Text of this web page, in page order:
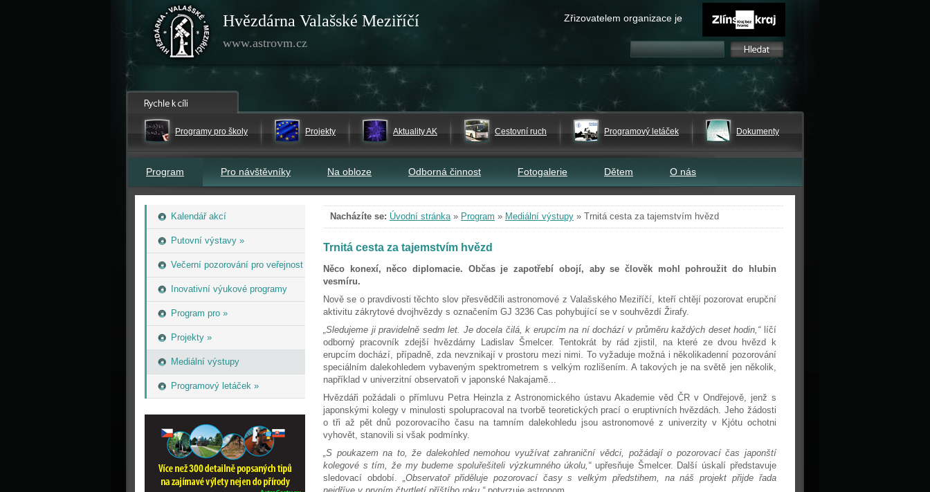
Hvězdárna Valašské Meziříčí
www.astrovm.cz
Zřizovatelem organizace je
Programy pro školy Projekty Aktuality AK Cestovní ruch Programový letáček Dokumenty
Program Pro návštěvníky Na obloze Odborná činnost Fotogalerie Dětem O nás
Kalendář akcí
Putovní výstavy »
Večerní pozorování pro veřejnost
Inovativní výukové programy
Program pro »
Projekty »
Mediální výstupy
Programový letáček »
Nacházíte se: Úvodní stránka» Program » Mediální výstupy » Trnitá cesta za tajemstvím hvězd
Trnitá cesta za tajemstvím hvězd
Něco konexí, něco diplomacie. Občas je zapotřebí obojí, aby se člověk mohl pohroužit do hlubin
vesmíru.
Nově se o pravdivosti těchto slov přesvědčili astronomové z Valašského Meziříčí, kteří chtějí pozorovat erupční
aktivitu zákrytové dvojhvězdy s označením GJ 3236 Cas pohybující se v souhvězdí Žirafy.
„Sledujeme ji pravidelně sedm let. Je docela čilá, k erupcím na ní dochází v průměru každých deset hodin,“líčí
odborný pracovník zdejší hvězdárny Ladislav Šmelcer. Tentokrát by rád zjistil, na které ze dvou hvězd k
erupcím dochází, případně, zda nevznikají v prostoru mezi nimi. To vyžaduje možná i několikadenní pozorování
speciálním dalekohledem vybaveným spektrometrem s velkým rozlišením. A takových je na světě jen několik,
například v univerzitní observatoři v japonské Nakajamě...
Hvězdáři požádali o přímluvu Petra Heinzla z Astronomického ústavu Akademie věd ČR v Ondřejově, jenž s
japonskými kolegy v minulosti spolupracoval na tvorbě teoretických prací o eruptivních hvězdách. Jeho žádosti
o tři až pět dnů pozorovacího času na tamním dalekohledu jsou astronomové z univerzity v Kjótu ochotni
vyhovět, stanovili si však podmínky.
„S poukazem na to, že dalekohled nemohou využívat zahraniční vědci, požádají o pozorovací čas japonští
kolegové s tím, že my budeme spoluřešiteli výzkumného úkolu,“upřesňuje Šmelcer. Další úskalí představuje
sledovací období. „Observatoř přiděluje pozorovací časy s velkým předstihem, na náš projekt přijde řada